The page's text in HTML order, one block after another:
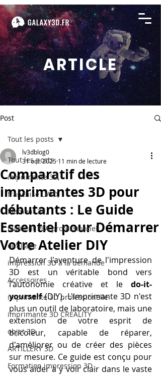
ARTICLE
Post
Tout les posts
imprimante 3D,
franchise LV3D,
filament 3d,
filament PLA professionnel
outillage
impression 3D à la demande
Accessoires
imprimante 3D professionelle
imprimante 3D CREALITY
objet 3D
ARTILLERY 3D
Formation impression 3D
Tout les posts
Comparatif des
imprimantes 3D pour
débutants : Le Guide
Essentiel pour Démarrer
Votre Atelier DIY
lv3dblog0
31 oct. 2025 11 min de lecture
Démarrer l'aventure de l'impression
3D est un véritable bond vers
l'autonomie créative et le do-it-
yourself (DIY). L'imprimante 3D n'est
plus un outil de laboratoire, mais une
extension de votre esprit de
bricoleur, capable de réparer,
d'améliorer ou de créer des pièces
sur mesure. Ce guide est conçu pour
vous aider à y voir clair dans le vaste